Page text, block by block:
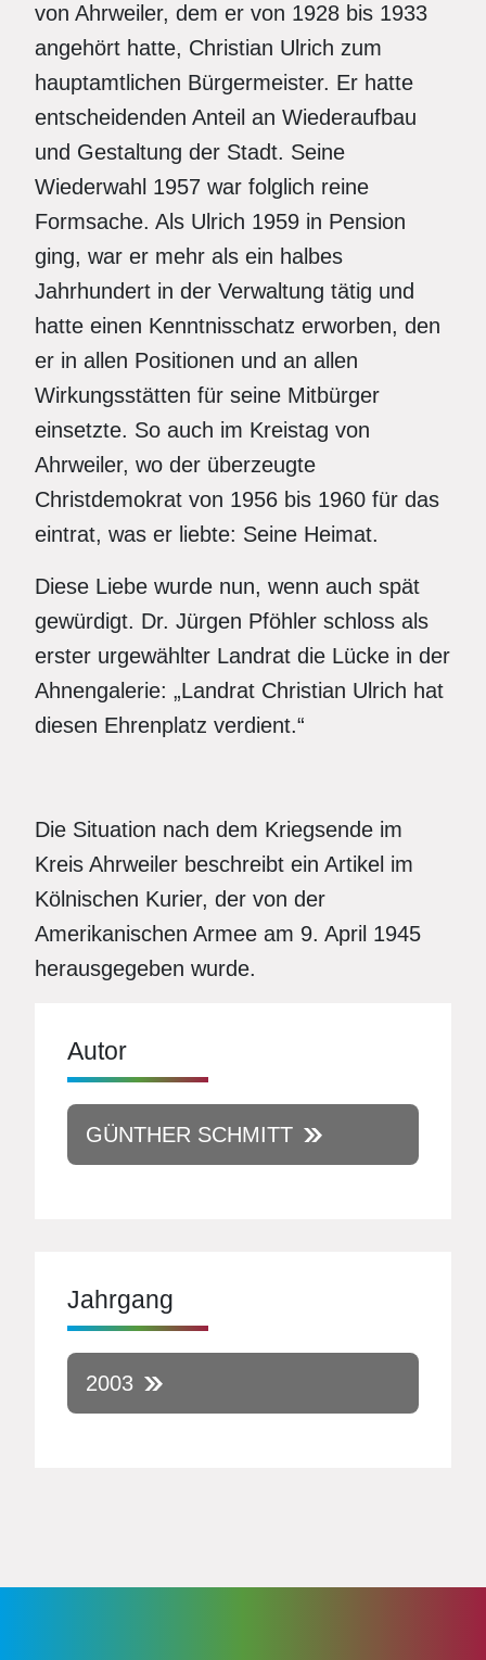
von Ahrweiler, dem er von 1928 bis 1933
angehört hatte, Christian Ulrich zum
hauptamtlichen Bürgermeister. Er hatte
entscheidenden Anteil an Wiederaufbau
und Gestaltung der Stadt. Seine
Wiederwahl 1957 war folglich reine
Formsache. Als Ulrich 1959 in Pension
ging, war er mehr als ein halbes
Jahrhundert in der Verwaltung tätig und
hatte einen Kenntnisschatz erworben, den
er in allen Positionen und an allen
Wirkungsstätten für seine Mitbürger
einsetzte. So auch im Kreistag von
Ahrweiler, wo der überzeugte
Christdemokrat von 1956 bis 1960 für das
eintrat, was er liebte: Seine Heimat.
Diese Liebe wurde nun, wenn auch spät
gewürdigt. Dr. Jürgen Pföhler schloss als
erster urgewählter Landrat die Lücke in der
Ahnengalerie: „Landrat Christian Ulrich hat
diesen Ehrenplatz verdient.“
Die Situation nach dem Kriegsende im
Kreis Ahrweiler beschreibt ein Artikel im
Kölnischen Kurier, der von der
Amerikanischen Armee am 9. April 1945
herausgegeben wurde.
Autor
GÜNTHER SCHMITT
Jahrgang
2003